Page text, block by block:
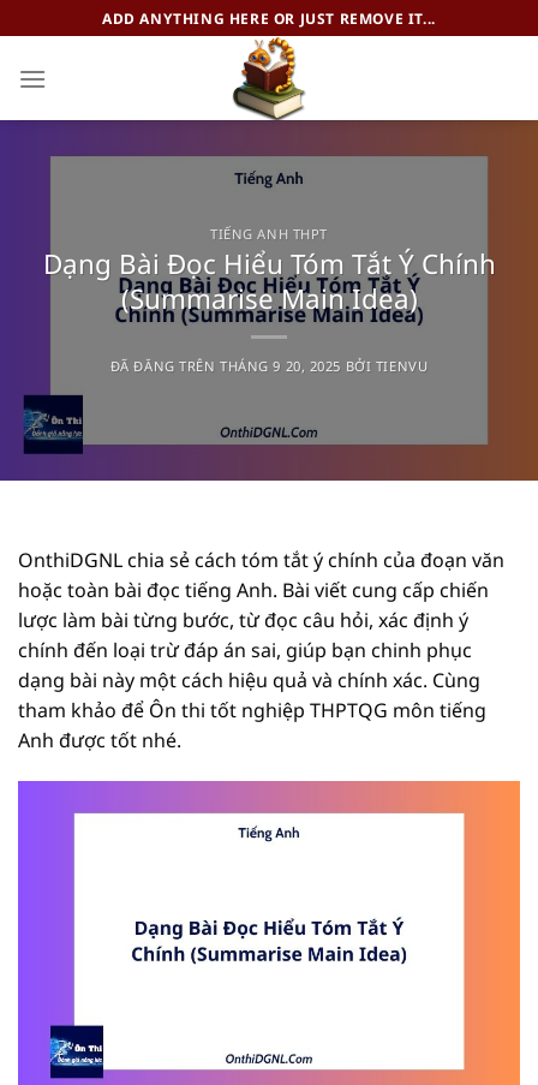
đến
nội
ADD ANYTHING HERE OR JUST REMOVE IT...
TIẾNG ANH THPT
Dạng Bài Đọc Hiểu Tóm Tắt Ý Chính
(Summarise Main Idea)
ĐÃ ĐĂNG TRÊNTHÁNG 9 20, 2025 BỞI TIENVU
OnthiDGNL chia sẻ cách tóm tắt ý chính của đoạn văn
hoặc toàn bài đọc tiếng Anh. Bài viết cung cấp chiến
lược làm bài từng bước, từ đọc câu hỏi, xác định ý
chính đến loại trừ đáp án sai, giúp bạn chinh phục
dạng bài này một cách hiệu quả và chính xác. Cùng
tham khảo để Ôn thi tốt nghiệp THPTQG môn tiếng
Anh được tốt nhé.